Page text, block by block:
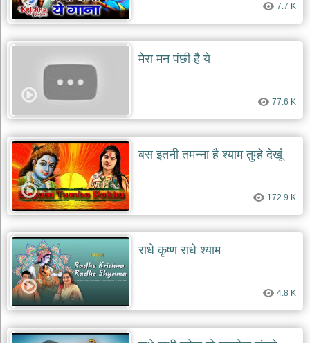
7.7 K
मेरा मन पंछी है ये
77.6 K
बस इतनी तमन्ना है श्याम तुम्हे देखूं
172.9 K
राधे कृष्ण राधे श्याम
4.8 K